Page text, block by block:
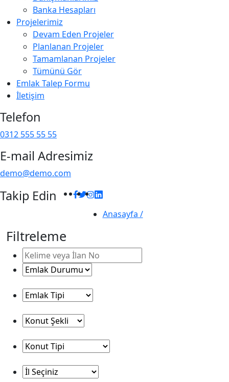
Banka Hesapları
Projelerimiz
Devam Eden Projeler
Planlanan Projeler
Tamamlanan Projeler
Tümünü Gör
Emlak Talep Formu
İletişim
Telefon
0312 555 55 55
E-mail Adresimiz
demo@demo.com
Takip Edin Facebook
Twitter
Instagram
Linkedin
Anasayfa /
Filtreleme